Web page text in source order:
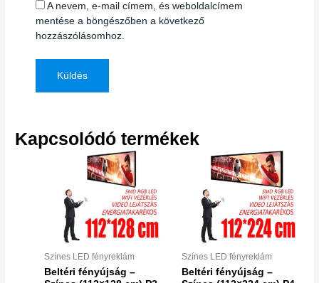
A nevem, e-mail címem, és weboldalcímem
mentése a böngészőben a következő
hozzászólásomhoz.
Kapcsolódó termékek
Színes LED fényreklám
Beltéri fényújság –
Színes LED fényreklám
Beltéri fényújság –